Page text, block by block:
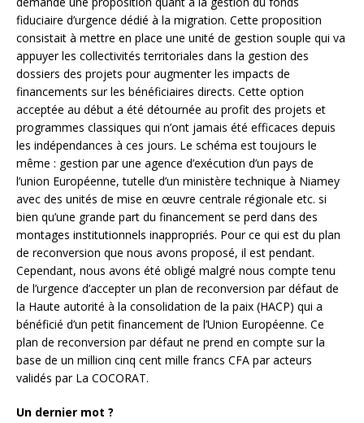
fiduciaire d’urgence dédié à la migration. Cette proposition
consistait à mettre en place une unité de gestion souple qui va
appuyer les collectivités territoriales dans la gestion des
dossiers des projets pour augmenter les impacts de
financements sur les bénéficiaires directs. Cette option
acceptée au début a été détournée au profit des projets et
programmes classiques qui n’ont jamais été efficaces depuis
les indépendances à ces jours. Le schéma est toujours le
même : gestion par une agence d’exécution d’un pays de
l’union Européenne, tutelle d’un ministère technique à Niamey
avec des unités de mise en œuvre centrale régionale etc. si
bien qu’une grande part du financement se perd dans des
montages institutionnels inappropriés. Pour ce qui est du plan
de reconversion que nous avons proposé, il est pendant.
Cependant, nous avons été obligé malgré nous compte tenu
de l’urgence d’accepter un plan de reconversion par défaut de
la Haute autorité à la consolidation de la paix (HACP) qui a
bénéficié d’un petit financement de l’Union Européenne. Ce
plan de reconversion par défaut ne prend en compte sur la
base de un million cinq cent mille francs CFA par acteurs
validés par La COCORAT.
Un dernier mot ?